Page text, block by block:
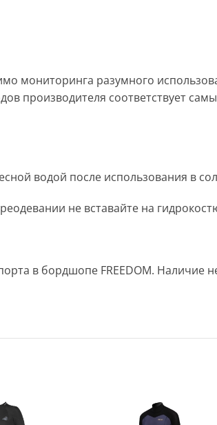
мониторинга разумного
производителя соответствует
водой после использования в
не вставайте на
в бордшопе FREEDOM. Наличие